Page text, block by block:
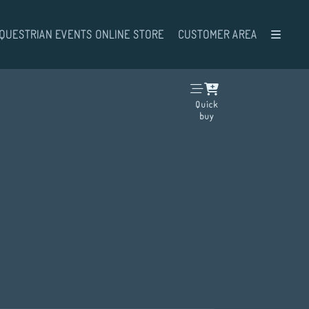
EVENTS ONLINE STORE CUSTOMER AREA
Quick
buy